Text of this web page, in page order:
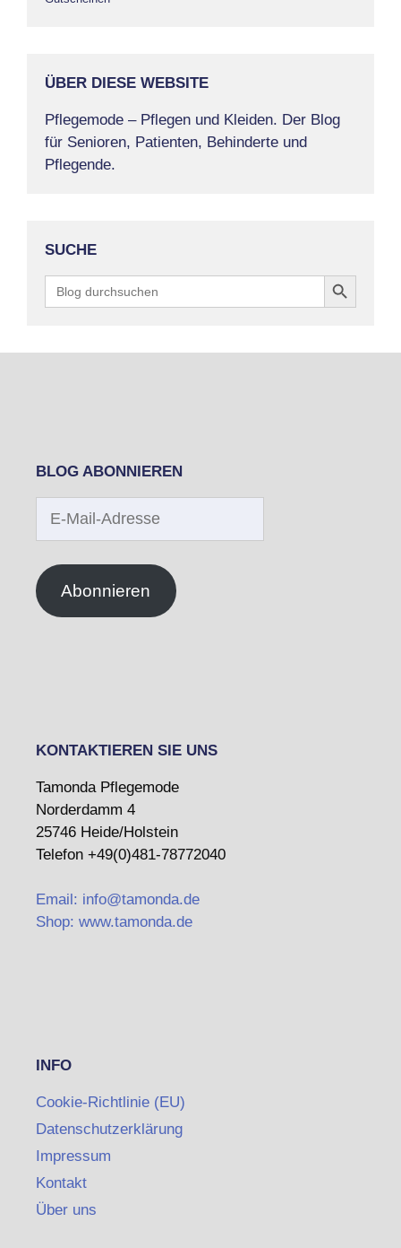
ÜBER DIESE WEBSITE
Pflegemode – Pflegen und Kleiden. Der Blog
für Senioren, Patienten, Behinderte und
Pflegende.
SUCHE
for:
Search Button
BLOG ABONNIEREN
Abonnieren
KONTAKTIEREN SIE UNS
Tamonda Pflegemode
Norderdamm 4
25746 Heide/Holstein
Telefon +49(0)481-78772040
Email: info@tamonda.de
Shop: www.tamonda.de
INFO
Cookie-Richtlinie (EU)
Datenschutzerklärung
Impressum
Kontakt
Über uns